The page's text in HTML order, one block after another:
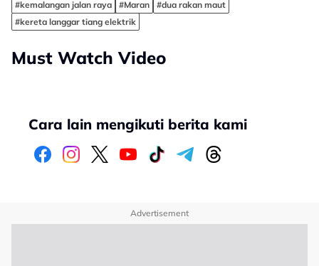
#kemalangan jalan raya #Maran
#dua rakan maut
#kereta langgar tiang elektrik
Must Watch Video
Cara lain mengikuti berita kami
Advertisement